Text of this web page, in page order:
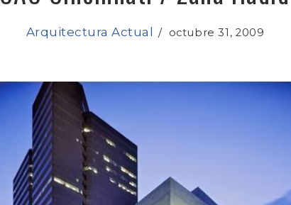
Arquitectura Actual /octubre 31, 2009